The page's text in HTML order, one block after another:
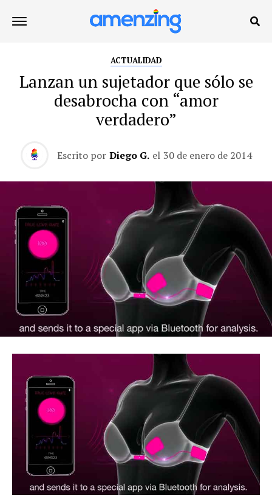
ACTUALIDAD
Lanzan un sujetador que sólo se
desabrocha con “amor
verdadero”
Escrito por Diego G. el 30 de enero de 2014